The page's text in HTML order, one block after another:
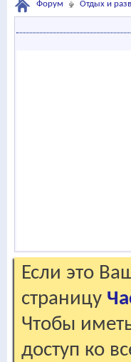
Форум Отдых и
Если это
страницу
Чтобы
доступ ко